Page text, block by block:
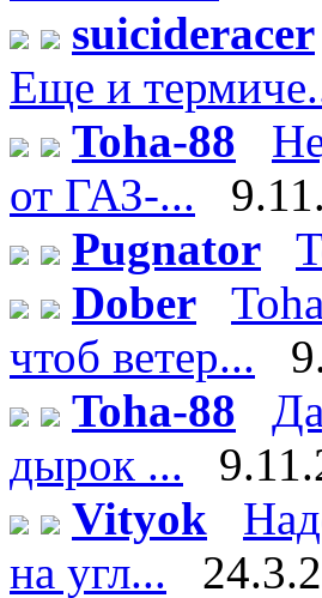
suicideracer
Еще и
Toha-88
от ГАЗ-...
Pugnator
Dober
чтоб ветер...
Toha-88
дырок ...
Vityok
на угл...